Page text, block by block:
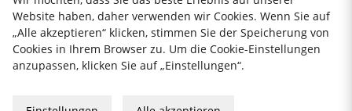
Website haben, daher verwenden wir Cookies. Wenn Sie auf
„Alle akzeptieren“ klicken, stimmen Sie der Speicherung von
Cookies in Ihrem Browser zu. Um die Cookie-Einstellungen
anzupassen, klicken Sie auf „Einstellungen“.